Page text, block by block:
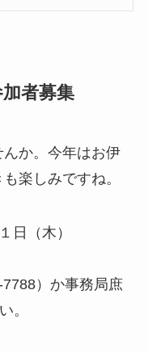
者募集
か。今年はお伊
楽しみですね。
日（木）
）か事務局庶
。